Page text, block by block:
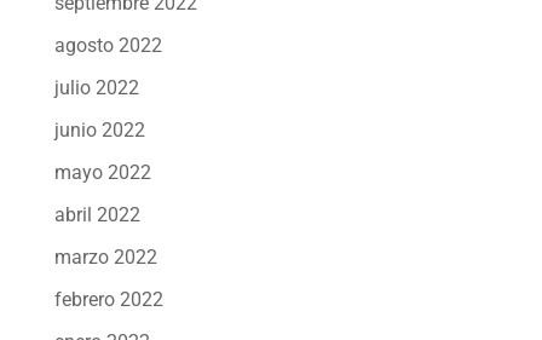
agosto 2022
julio 2022
junio 2022
mayo 2022
abril 2022
marzo 2022
febrero 2022